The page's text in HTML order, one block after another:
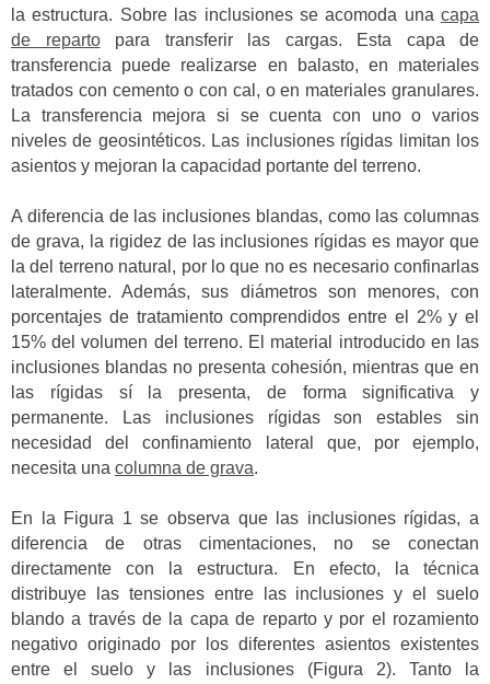
la estructura. Sobre las inclusiones se acomoda una capa
de repartopara transferir las cargas. Esta capa de
transferencia puede realizarse en balasto, en materiales
tratados con cemento o con cal, o en materiales granulares.
La transferencia mejora si se cuenta con uno o varios
niveles de geosintéticos. Las inclusiones rígidas limitan los
asientos y mejoran la capacidad portante del terreno.
A diferencia de las inclusiones blandas, como las columnas
de grava, la rigidez de las inclusiones rígidas es mayor que
la del terreno natural, por lo que no es necesario confinarlas
lateralmente. Además, sus diámetros son menores, con
porcentajes de tratamiento comprendidos entre el 2% y el
15% del volumen del terreno. El material introducido en las
inclusiones blandas no presenta cohesión, mientras que en
las rígidas sí la presenta, de forma significativa y
permanente. Las inclusiones rígidas son estables sin
necesidad del confinamiento lateral que, por ejemplo,
necesita una columna de grava.
En la Figura 1 se observa que las inclusiones rígidas, a
diferencia de otras cimentaciones, no se conectan
directamente con la estructura. En efecto, la técnica
distribuye las tensiones entre las inclusiones y el suelo
blando a través de la capa de reparto y por el rozamiento
negativo originado por los diferentes asientos existentes
entre el suelo y las inclusiones (Figura 2). Tanto la